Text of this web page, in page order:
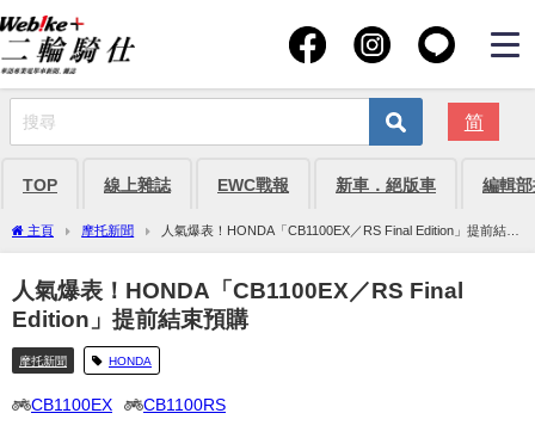
简
TOP 線上雜誌 EWC戰報 新車．絕版車 編輯
主頁 摩托新聞
人氣爆表！HONDA「CB1100EX／RS Final Edition」提前結束
預購
人氣爆表！HONDA「CB1100EX／RS Final
Edition」提前結束預購
摩托新聞 HONDA
CB1100EX CB1100RS